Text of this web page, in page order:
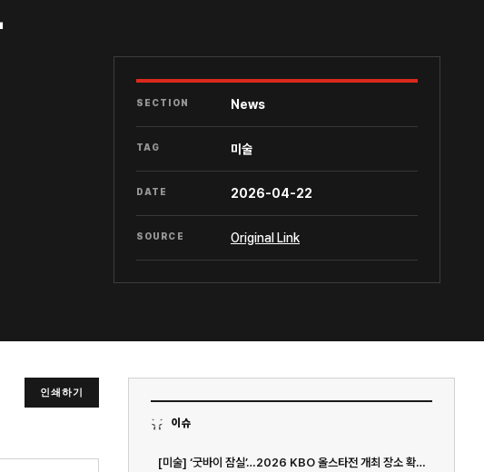
SECTION News
TAG 미술
DATE 2026-04-22
SOURCE Original Link
인쇄하기
이슈
[미술] ‘굿바이 잠실’…2026 KBO 올스타전 개최 장소 확정 [공식발표]